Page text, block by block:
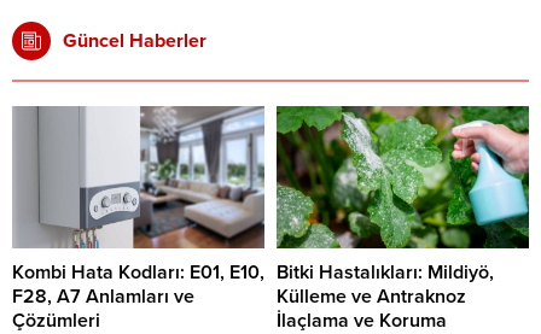
Güncel Haberler
Kombi Hata Kodları: E01, E10,
F28, A7 Anlamları ve
Çözümleri
Bitki Hastalıkları: Mildiyö,
Külleme ve Antraknoz
İlaçlama ve Koruma